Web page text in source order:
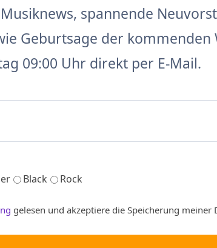
spannende
Geburtsage der kommenden
09:00 Uhr direkt per E-Mail.
Black Rock
gelesen und akzeptiere die Speicherung meiner